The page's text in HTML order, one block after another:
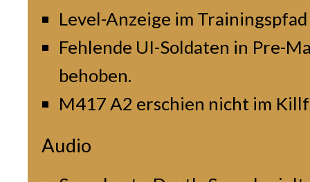
Level-Anzeige im
Fehlende UI-Soldaten in Pre-
behoben.
M417 A2 erschien nicht im
Audio